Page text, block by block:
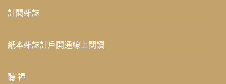
訂閱雜誌
紙本雜誌訂戶開通線上閱讀
聽 禪